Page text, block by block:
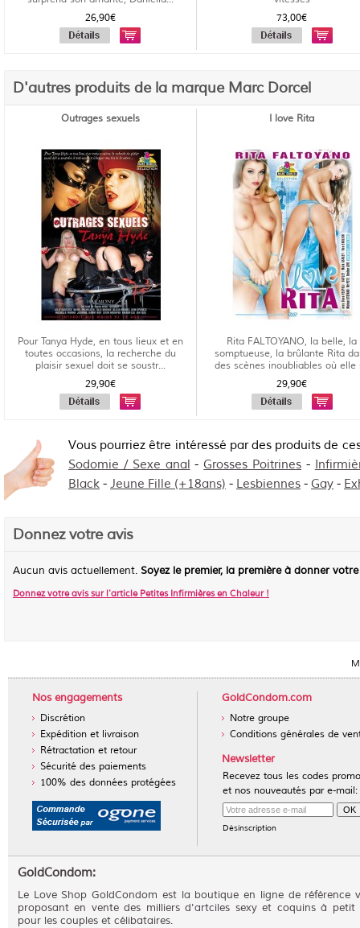
26,90€
73,00€
D'autres produits de la marque Marc Dorcel
Outrages sexuels
Pour Tanya Hyde, en tous lieux et en
toutes occasions, la recherche du
plaisir sexuel doit se soustr...
29,90€
I love Rita
Rita FALTOYANO, la belle, la
somptueuse, la brûlante Rita
des scènes inoubliables où elle
do...
29,90€
Vous pourriez être intéressé par des produits de
Sodomie / Sexe anal -Grosses Poitrines -
Black - Jeune Fille (+18ans) - Lesbiennes - Gay -
Donnez votre avis
Aucun avis actuellement. Soyez le premier, la première à donner
Donnez votre avis sur l'article Petites Infirmières en Chaleur!
Nos engagements
Discrétion
Expédition et livraison
Rétractation et retour
Sécurité des paiements
100% des données protégées
GoldCondom.com
Notre groupe
Conditions générales de
Newsletter
Recevez tous les codes
et nos nouveautés par e-mail:
Désinscription
GoldCondom:
Le Love Shop GoldCondom est la boutique en ligne de référence
proposant en vente des milliers d'artciles sexy et coquins à petit
pour les couples et célibataires.